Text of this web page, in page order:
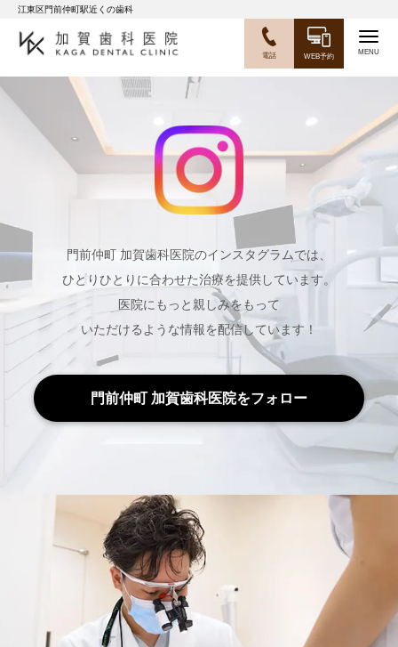
江東区門前仲町駅近くの歯科
WEB予約
電話
門前仲町 加賀歯科医院のインスタグラムでは、
ひとりひとりに合わせた治療を提供しています。
医院にもっと親しみをもって
いただけるような情報を配信しています！
門前仲町 加賀歯科医院をフォロー